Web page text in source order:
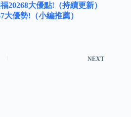
20268大優點!（持續更新）
大優勢!（小編推薦）
NEXT